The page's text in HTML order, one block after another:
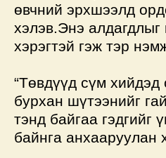
өвчний эрхшээлд
хэлэв.Энэ
хэрэгтэй гэж тэр
“Төвдүүд сүм
бурхан шүтээнийг
тэнд байгаа гэдгийг
байнга анхааруулан